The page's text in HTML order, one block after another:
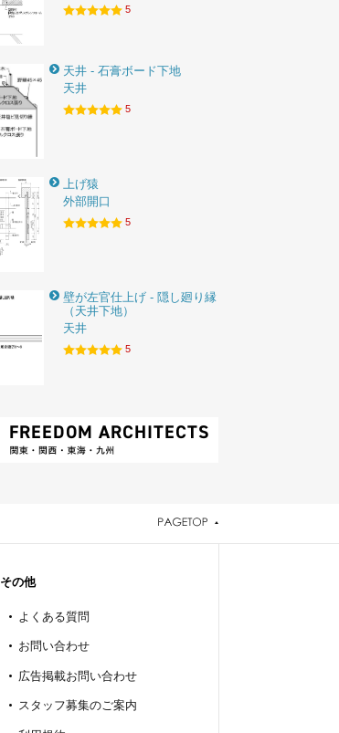
5
天井 - 石膏ボード下地
天井
5
上げ猿
外部開口
5
壁が左官仕上げ - 隠し廻り縁
（天井下地）
天井
5
その他
よくある質問
お問い合わせ
広告掲載お問い合わせ
スタッフ募集のご案内